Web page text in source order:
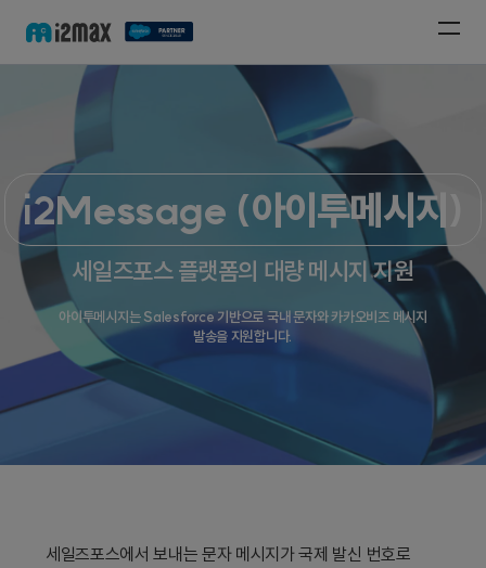
i2Message (아이투메시지)
세일즈포스 플랫폼의 대량 메시지 지원
아이투메시지는 Salesforce 기반으로 국내 문자와 카카오비즈 메시지
발송을 지원합니다.
세일즈포스에서 보내는 문자 메시지가 국제 발신 번호로